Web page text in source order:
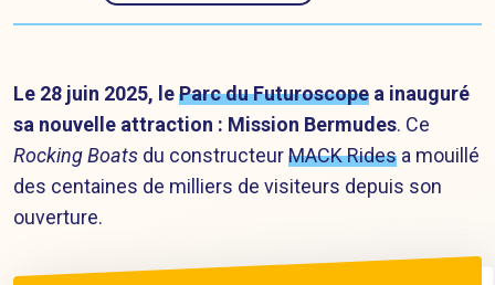
Le 28 juin 2025, leParc du Futuroscope a inauguré
sa nouvelle attraction : Mission Bermudes. Ce
Rocking Boats du constructeurMACK Rides a mouillé
des centaines de milliers de visiteurs depuis son
ouverture.